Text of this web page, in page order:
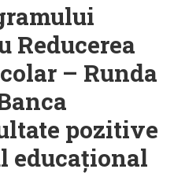
Reducerea
– Runda
pozitive
educațional